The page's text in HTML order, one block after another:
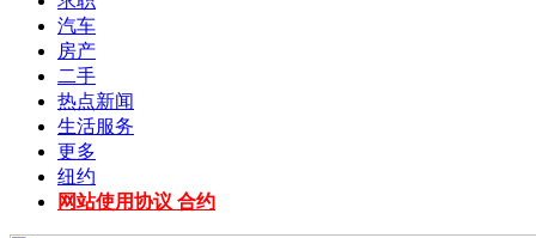
汽车
房产
二手
热点新闻
生活服务
更多
纽约
网站使用协议 合约